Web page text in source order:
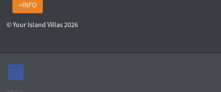
+INFO
© Your Island Villas 2026